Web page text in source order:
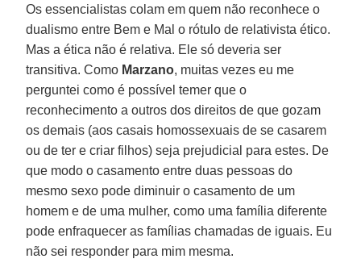
Os essencialistas colam em quem não reconhece o
dualismo entre Bem e Mal o rótulo de relativista ético.
Mas a ética não é relativa. Ele só deveria ser
transitiva. Como Marzano, muitas vezes eu me
perguntei como é possível temer que o
reconhecimento a outros dos direitos de que gozam
os demais (aos casais homossexuais de se casarem
ou de ter e criar filhos) seja prejudicial para estes. De
que modo o casamento entre duas pessoas do
mesmo sexo pode diminuir o casamento de um
homem e de uma mulher, como uma família diferente
pode enfraquecer as famílias chamadas de iguais. Eu
não sei responder para mim mesma.